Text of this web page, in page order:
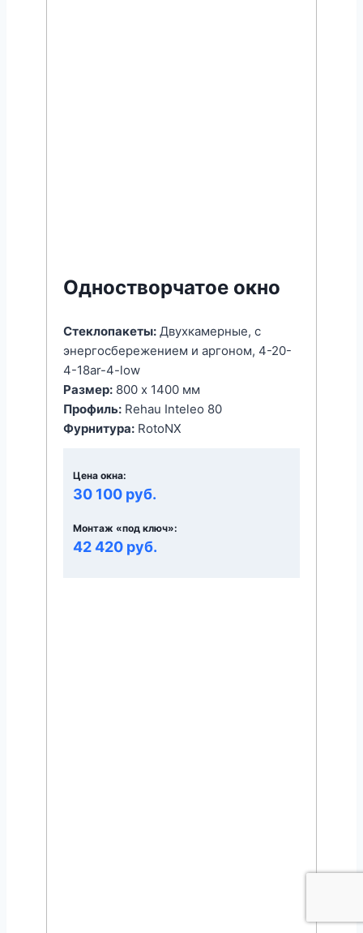
Одностворчатое окно
Стеклопакеты: Двухкамерные, с
энергоcбережением и аргоном, 4-20-
4-18ar-4-low
Размер: 800 x 1400 мм
Профиль: Rehau Inteleo 80
Фурнитура: RotoNX
Цена окна:
30 100 руб.
Монтаж «под ключ»:
42 420 руб.